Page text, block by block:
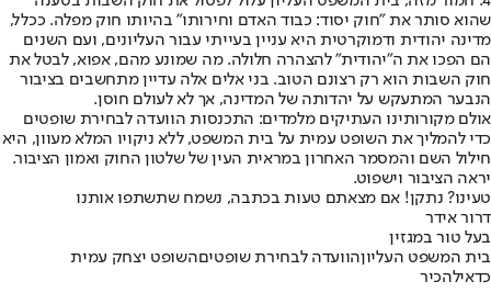
שהוא סותר את "חוק יסוד: כבוד האדם וחירותו" בהיותו חוק מפלה. ככלל,
מדינה יהודית ודמוקרטית היא עניין בעייתי עבור העליונים, ועם השנים
הם הפכו את ה"יהודית" להצהרה חלולה. מה שמונע מהם, אפוא, לבטל את
חוק השבות הוא רק רצונם הטוב. בני אלים אלה עדיין מתחשבים בציבור
הנבער המתעקש על יהדותה של המדינה, אך לא לעולם חוסן.
אולם מקורותינו העתיקים מלמדים: התכנסות הוועדה לבחירת שופטים
כדי להמליך את השופט עמית על בית המשפט, ללא ניקויו המלא מעוון, היא
חילול השם והמסמר האחרון במראית העין של שלטון החוק ואמון הציבור.
יראה הציבור וישפוט.
טעינו? נתקן! אם מצאתם טעות בכתבה, נשמח שתשתפו אותנו
דרור אידר
בעל טור במגזין
בית המשפט העליוןהוועדה לבחירת שופטיםהשופט יצחק עמית
כדאילהכיר